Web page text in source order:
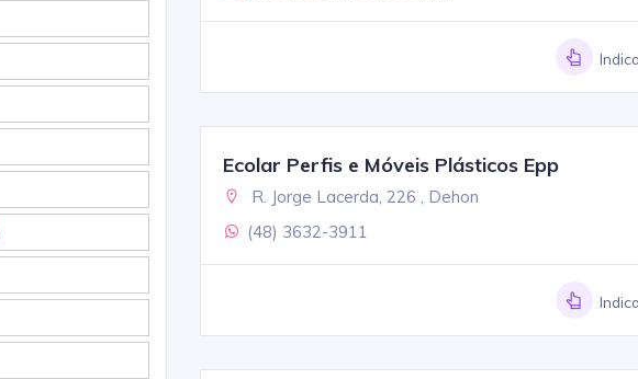
Ecolar Perfis e Móveis Plásticos Epp
R. Jorge Lacerda, 226 , Dehon
(48) 3632-3911